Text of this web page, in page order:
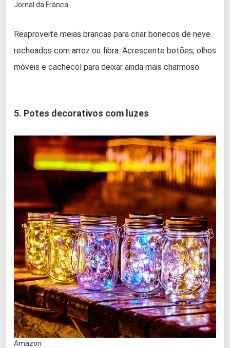
Jornal da Franca
Reaproveite meias brancas para criar bonecos de neve
recheados com arroz ou fibra. Acrescente botões, olhos
móveis e cachecol para deixar ainda mais charmoso.
5. Potes decorativos com luzes
Amazon